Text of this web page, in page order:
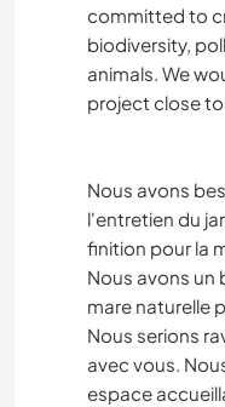
committed to
biodiversity,
animals. We
project close
Nous avons
l'entretien du
finition pour la
Nous avons un
mare naturelle
Nous serions
avec vous.
espace